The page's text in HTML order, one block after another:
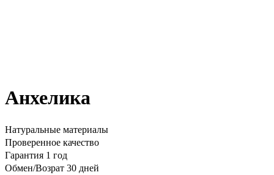
Анхелика
Натуральные материалы
Проверенное качество
Гарантия 1 год
Обмен/Возрат 30 дней